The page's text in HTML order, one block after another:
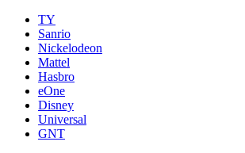
TY
Sanrio
Nickelodeon
Mattel
Hasbro
eOne
Disney
Universal
GNT